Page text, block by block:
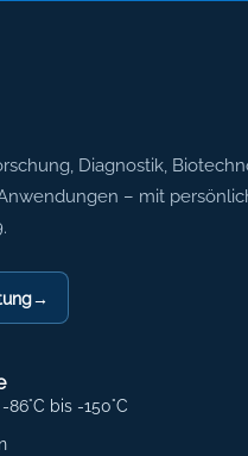
Diagnostik,
– mit
→
bis -150°C